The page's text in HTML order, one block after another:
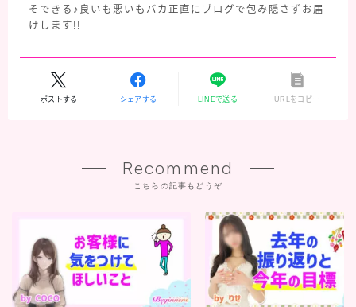
そできる♪良いも悪いもバカ正直にブログで包み隠さずお届
けします!!
ポストする シェアする LINEで送る URLをコピー
Recommend
こちらの記事もどうぞ